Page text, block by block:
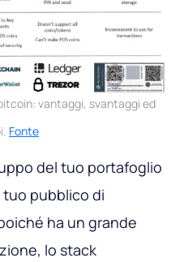
vantaggi, svantaggi ed
Fonte
del tuo portafoglio
tuo pubblico di
ha un grande
lo stack